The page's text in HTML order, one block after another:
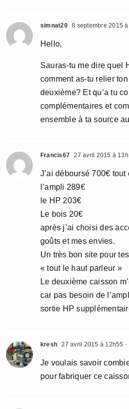
simnat20 8 septembre 2015
Hello,
Sauras-tu me dire quel
comment as-tu relier
deuxième? Et qu’a tu
complémentaires et
ensemble à ta source
Francis67 27 avril 2015 à
J’ai déboursé 700€ tout
l’ampli 289€
le HP 203€
Le bois 20€
après j’ai choisi des
goûts et mes envies.
Un très bon site pour
« tout le haut parleur »
Le deuxième caisson
car pas besoin de
sortie HP
kresh 27 avril 2015 à 12h55 -
Je voulais savoir
pour fabriquer ce